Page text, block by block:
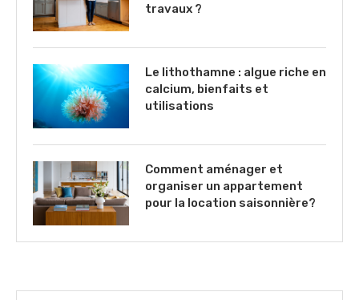
travaux ?
Le lithothamne : algue riche en
calcium, bienfaits et
utilisations
Comment aménager et
organiser un appartement
pour la location saisonnière?